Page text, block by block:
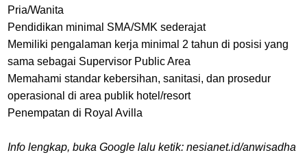
Pria/Wanita
Pendidikan minimal SMA/SMK sederajat
Memiliki pengalaman kerja minimal 2 tahun di posisi yang
sama sebagai Supervisor Public Area
Memahami standar kebersihan, sanitasi, dan prosedur
operasional di area publik hotel/resort
Penempatan di Royal Avilla
Info lengkap, buka Google lalu ketik: nesianet.id/anwisadha